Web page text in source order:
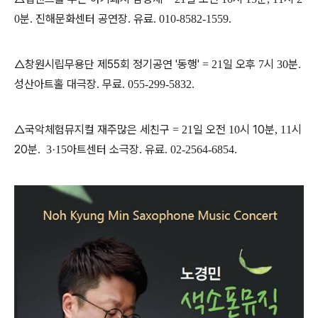
0분. 진해문화센터 공연장. 유료. 010-8582-1559.
△창원시립무용단 제55회 정기공연 '동행' = 21 일 오후 7시 30분.
성산아트홀 대극장. 무료. 055-299-5832.
△국악체험뮤지컬 재주많은 세친구 = 21 일 오전 10시 10분, 11시
20분. 3·15아트센터 소극장. 유료. 02-2564-6854.